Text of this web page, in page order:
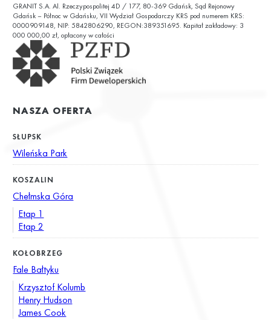
ul. Chałubińskiego 9
GRANIT S.A. Al. Rzeczypospolitej 4D / 177, 80-369 Gdańsk, Sąd Rejonowy
Gdańsk – Północ w Gdańsku, VII Wydział Gospodarczy KRS pod numerem KRS:
0000909148, NIP: 5842806290, REGON:389351695. Kapitał zakładowy: 3
000 000,00 zł, opłacony w całości
NASZA OFERTA
SŁUPSK
Wileńska Park
KOSZALIN
Chełmska Góra
Etap 1
Etap 2
KOŁOBRZEG
Fale Bałtyku
Krzysztof Kolumb
Henry Hudson
James Cook